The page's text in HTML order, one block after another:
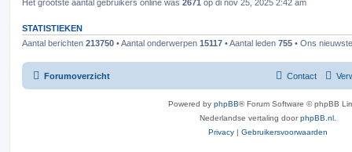
Het grootste aantal gebruikers online was 2671 op di nov 25, 2025 2:42 am
STATISTIEKEN
Aantal berichten 213750 • Aantal onderwerpen 15117 • Aantal leden 755 • Ons
Forumoverzicht Contact
Powered by phpBB® Forum Software © phpBB
Nederlandse vertaling doorphpBB.nl.
Privacy| Gebruikersvoorwaarden